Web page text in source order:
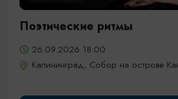
Поэтические ритмы
26.09.2026 18:00
Калининград, Собор на острове